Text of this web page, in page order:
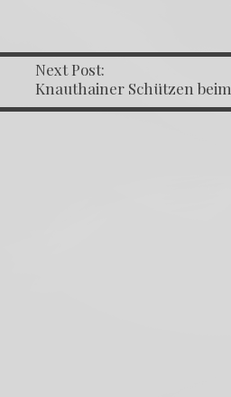
Next Post:
Knauthainer Schützen beim
Herbstpokal erfolgreich